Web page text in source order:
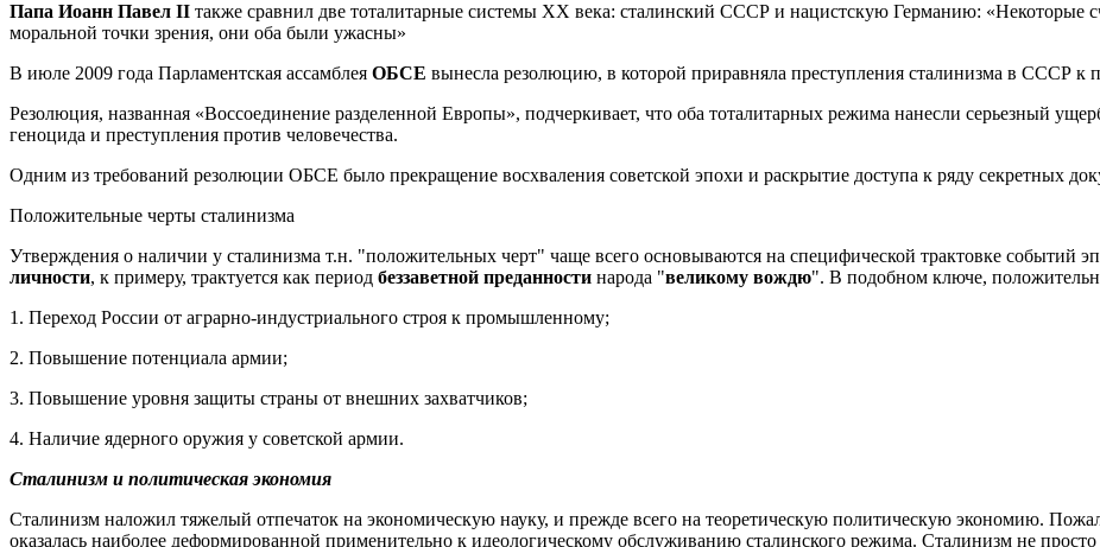
Папа Иоанн Павел II также сравнил две тоталитарные системы XX века: сталинский СССР и нацистскую Германию:
моральной точки зрения, они оба были ужасны»
В июле 2009 года Парламентская ассамблея ОБСЕ вынесла резолюцию, в которой приравняла преступления сталинизма в СССР к
Резолюция, названная «Воссоединение разделенной Европы», подчеркивает, что оба тоталитарных режима нанесли серьезный
геноцида и преступления против человечества.
Одним из требований резолюции ОБСЕ было прекращение восхваления советской эпохи и раскрытие доступа к ряду секретных
Положительные черты сталинизма
Утверждения о наличии у сталинизма т.н. "положительных черт" чаще всего основываются на специфической трактовке событий
личности, к примеру, трактуется как период беззаветной преданности народа "великому вождю". В подобном ключе,
1. Переход России от аграрно-индустриального строя к промышленному;
2. Повышение потенциала армии;
3. Повышение уровня защиты страны от внешних захватчиков;
4. Наличие ядерного оружия у советской армии.
Сталинизм и политическая экономия
Сталинизм наложил тяжелый отпечаток на экономическую науку, и прежде всего на теоретическую политическую экономию.
оказалась наиболее деформированной применительно к идеологическому обслуживанию сталинского режима. Сталинизм не